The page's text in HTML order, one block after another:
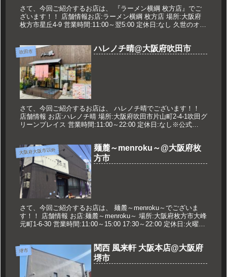
さて、今回ご紹介するお店は、 『ラーメン横綱 枚方店』でご
ざいます！！ 店舗情報お店:ラーメン横綱 枚方店 場所:大阪府
枚方市星丘4-9 営業時間:11:00～翌5:00 定休日:なし 久世のオス
吹田市 ハレノチ晴@大阪府吹田市
さて、今回ご紹介するお店は、 ハレノチ晴でございます！！
店舗情報 お店:ハレノチ晴 場所:大阪府吹田市片山町2-4-1吹田グ
リーンプレイス 営業時間:11:00～22:00 定休日:なし※公式
大阪府大阪市以外
麺麓～menroku～@大阪府枚
方市
さて、今回ご紹介するお店は、 麺麓～menroku～でございま
す！！ 店舗情報 お店:麺麓～menroku～ 場所:大阪府枚方市大峰
元町1-6-30 営業時間:11:00～15:00 17:30～22:00 定休日:火曜日
堺市
関西 風来軒 大阪本店@大阪府
堺市